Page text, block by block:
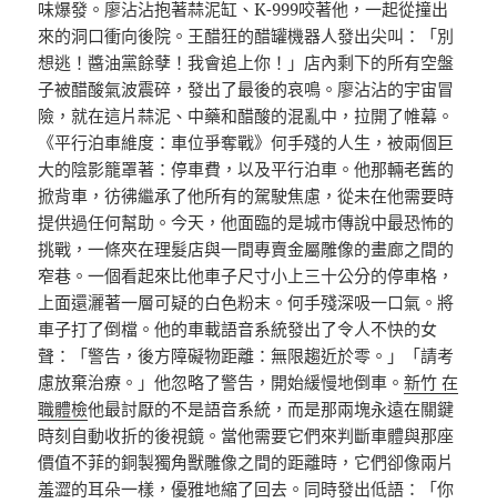
味爆發。廖沾沾抱著蒜泥缸、K-999咬著他，一起從撞出
來的洞口衝向後院。王醋狂的醋罐機器人發出尖叫：「別
想逃！醬油黨餘孽！我會追上你！」店內剩下的所有空盤
子被醋酸氣波震碎，發出了最後的哀鳴。廖沾沾的宇宙冒
險，就在這片蒜泥、中藥和醋酸的混亂中，拉開了帷幕。
《平行泊車維度：車位爭奪戰》何手殘的人生，被兩個巨
大的陰影籠罩著：停車費，以及平行泊車。他那輛老舊的
掀背車，彷彿繼承了他所有的駕駛焦慮，從未在他需要時
提供過任何幫助。今天，他面臨的是城市傳說中最恐怖的
挑戰，一條夾在理髮店與一間專賣金屬雕像的畫廊之間的
窄巷。一個看起來比他車子尺寸小上三十公分的停車格，
上面還灑著一層可疑的白色粉末。何手殘深吸一口氣。將
車子打了倒檔。他的車載語音系統發出了令人不快的女
聲：「警告，後方障礙物距離：無限趨近於零。」「請考
慮放棄治療。」他忽略了警告，開始緩慢地倒車。新竹 在
職體檢他最討厭的不是語音系統，而是那兩塊永遠在關鍵
時刻自動收折的後視鏡。當他需要它們來判斷車體與那座
價值不菲的銅製獨角獸雕像之間的距離時，它們卻像兩片
羞澀的耳朵一樣，優雅地縮了回去。同時發出低語：「你